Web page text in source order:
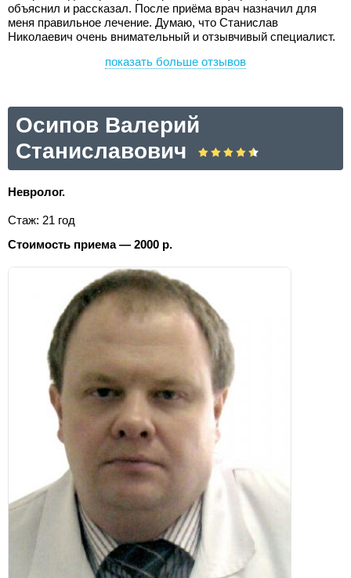
объяснил и рассказал. После приёма врач назначил для
меня правильное лечение. Думаю, что Станислав
Николаевич очень внимательный и отзывчивый специалист.
показать больше отзывов
Осипов Валерий
Станиславович
Невролог.
Стаж: 21 год
Стоимость приема — 2000 р.